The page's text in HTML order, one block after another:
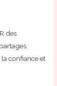
des
confiance et